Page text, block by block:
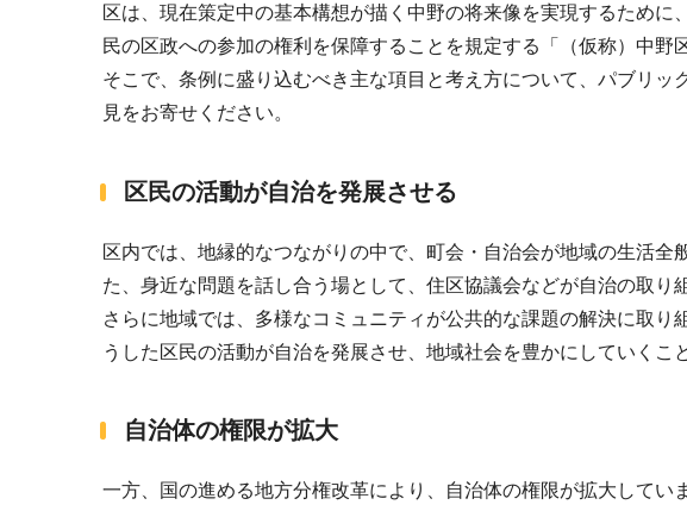
区は、現在策定中の基本構想が描く中野の将来像を実現するため
民の区政への参加の権利を保障することを規定する「（仮称）中野
そこで、条例に盛り込むべき主な項目と考え方について、パブリ
見をお寄せください。
区民の活動が自治を発展させる
区内では、地縁的なつながりの中で、町会・自治会が地域の生活全
た、身近な問題を話し合う場として、住区協議会などが自治の取り
さらに地域では、多様なコミュニティが公共的な課題の解決に取り
うした区民の活動が自治を発展させ、地域社会を豊かにしていくこ
自治体の権限が拡大
一方、国の進める地方分権改革により、自治体の権限が拡大してい